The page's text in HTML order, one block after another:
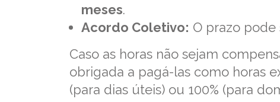
meses.
Acordo Coletivo: O prazo
Caso as horas não sejam
obrigada a pagá-las como horas
(para dias úteis) ou 100% (para